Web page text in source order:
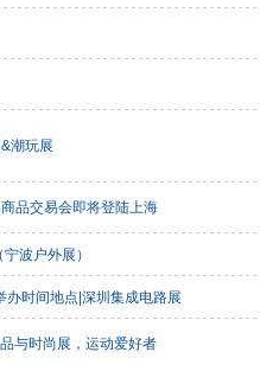
潮玩展
品交易会即将登陆上海
波户外展）
时间地点|深圳集成电路展
与时尚展，运动爱好者